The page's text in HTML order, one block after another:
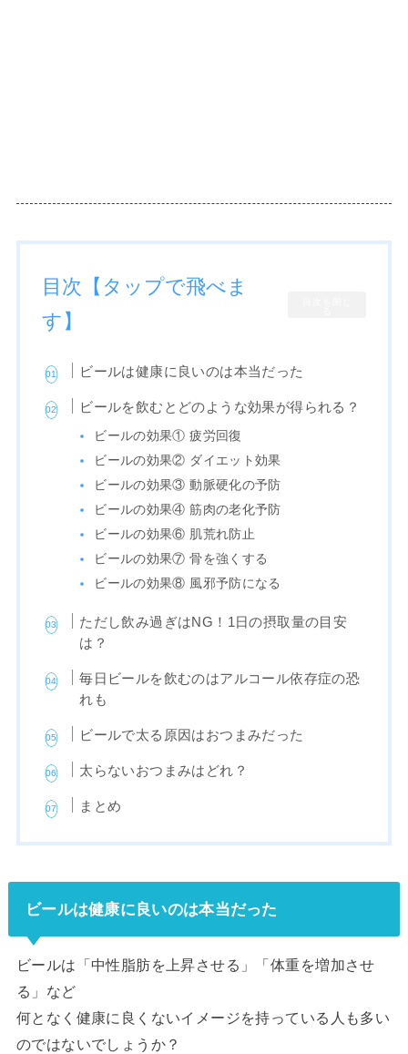
目次【タップで飛べま
す】
ビールは健康に良いのは本当だった
ビールを飲むとどのような効果が得られる？
ビールの効果① 疲労回復
ビールの効果② ダイエット効果
ビールの効果③ 動脈硬化の予防
ビールの効果④ 筋肉の老化予防
ビールの効果⑥ 肌荒れ防止
ビールの効果⑦ 骨を強くする
ビールの効果⑧ 風邪予防になる
ただし飲み過ぎはNG！1日の摂取量の目安
は？
毎日ビールを飲むのはアルコール依存症の恐
れも
ビールで太る原因はおつまみだった
太らないおつまみはどれ？
まとめ
ビールは健康に良いのは本当だった
ビールは「中性脂肪を上昇させる」「体重を増加させ
る」など
何となく健康に良くないイメージを持っている人も多い
のではないでしょうか？